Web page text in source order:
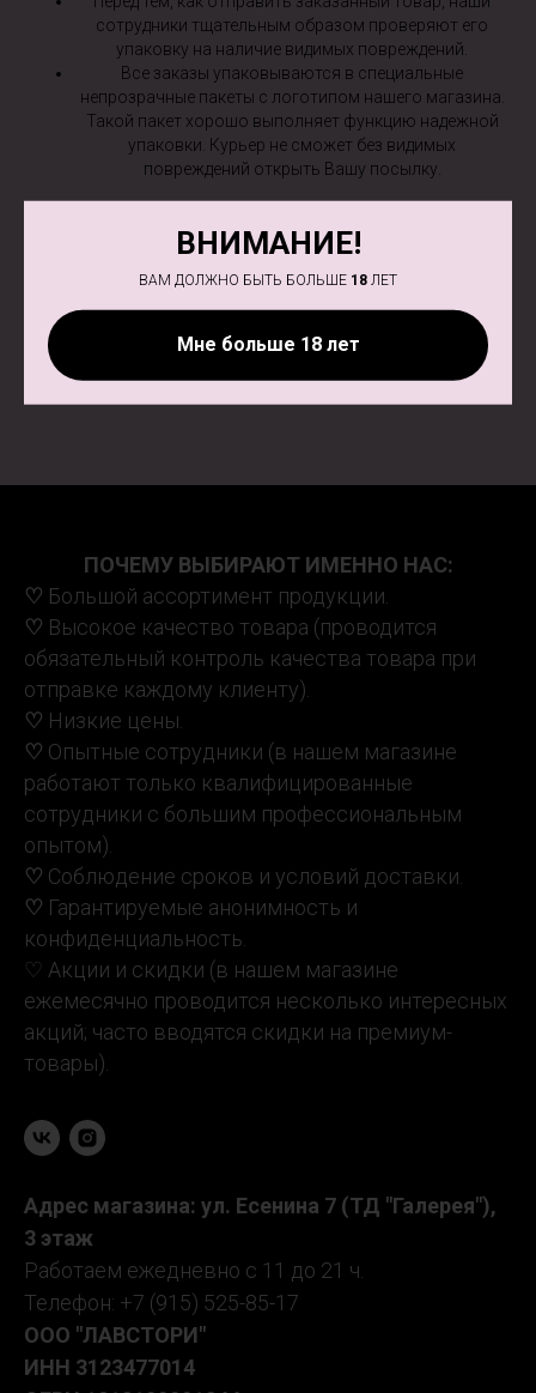
ВНИМАНИЕ!
ВАМ ДОЛЖНО БЫТЬ БОЛЬШЕ 18 ЛЕТ
Мне больше 18 лет
сотрудники тщательным образом проверяют его
упаковку на наличие видимых повреждений.
Все заказы упаковываются в специальные
непрозрачные пакеты с логотипом нашего магазина.
Такой пакет хорошо выполняет функцию надежной
упаковки. Курьер не сможет без видимых
повреждений открыть Вашу посылку.
Политика конфиденциальности
ПОЧЕМУ ВЫБИРАЮТ ИМЕННО НАС:
♡ Большой ассортимент продукции.
♡ Высокое качество товара (проводится
обязательный контроль качества товара при
отправке каждому клиенту).
♡ Низкие цены.
♡ Опытные сотрудники (в нашем магазине
работают только квалифицированные
сотрудники с большим профессиональным
опытом).
♡ Соблюдение сроков и условий доставки.
♡ Гарантируемые анонимность и
конфиденциальность.
♡ Акции и скидки (в нашем магазине
ежемесячно проводится несколько интересных
акций; часто вводятся скидки на премиум-
товары).
Адрес магазина: ул. Есенина 7 (ТД "Галерея"),
3 этаж
Работаем ежедневно с 11 до 21 ч.
Телефон: +7 (915) 525-85-17
ООО "ЛАВСТОРИ"
ИНН 3123477014